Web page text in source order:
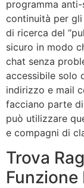
programma anti-
continuità per
di ricerca del
sicuro in modo
chat senza
accessibile solo
indirizzo e mail
facciano parte di
può utilizzare
e compagni di
Trova
Funzione